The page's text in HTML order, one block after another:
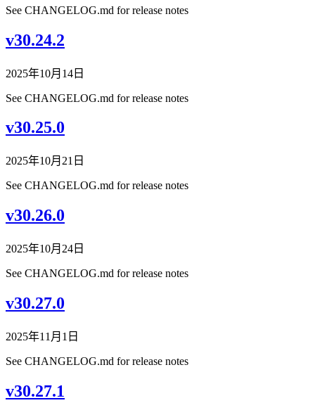
See CHANGELOG.md for release notes
v30.24.2
2025年10月14日
See CHANGELOG.md for release notes
v30.25.0
2025年10月21日
See CHANGELOG.md for release notes
v30.26.0
2025年10月24日
See CHANGELOG.md for release notes
v30.27.0
2025年11月1日
See CHANGELOG.md for release notes
v30.27.1